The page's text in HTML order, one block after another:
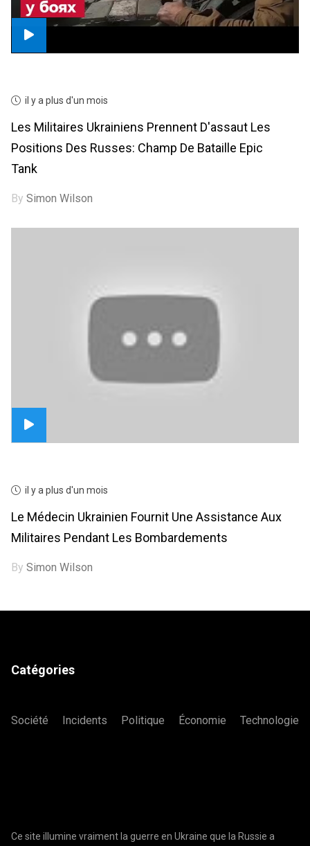
il y a plus d'un mois
Les Militaires Ukrainiens Prennent D'assaut Les
Positions Des Russes: Champ De Bataille Epic
Tank
BySimon Wilson
il y a plus d'un mois
Le Médecin Ukrainien Fournit Une Assistance Aux
Militaires Pendant Les Bombardements
BySimon Wilson
Catégories
Société Incidents Politique Économie Technologie
Ce site illumine vraiment la guerre en Ukraine que la Russie a